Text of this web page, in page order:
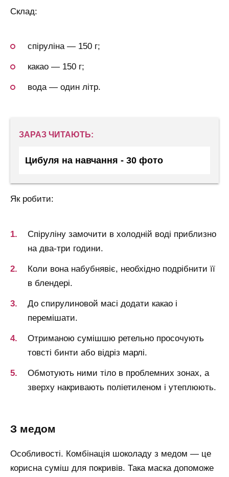
Склад:
спіруліна — 150 г;
какао — 150 г;
вода — один літр.
ЗАРАЗ ЧИТАЮТЬ:
Цибуля на навчання - 30 фото
Як робити:
Спіруліну замочити в холодній воді приблизно
на два-три години.
Коли вона набубнявіє, необхідно подрібнити її
в блендері.
До спирулиновой масі додати какао і
перемішати.
Отриманою сумішшю ретельно просочують
товсті бинти або відріз марлі.
Обмотують ними тіло в проблемних зонах, а
зверху накривають поліетиленом і утеплюють.
з медом
Особливості. Комбінація шоколаду з медом — це
корисна суміш для покривів. Така маска допоможе